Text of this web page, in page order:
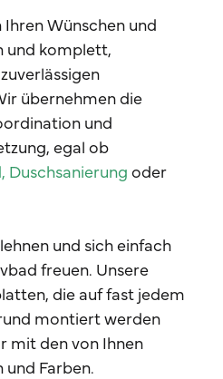
Wünschen und
und komplett,
übernehmen die
und
egal ob
Duschsanierung oder
und sich einfach
freuen. Unsere
die auf fast jedem
montiert werden
mit den von Ihnen
Farben.